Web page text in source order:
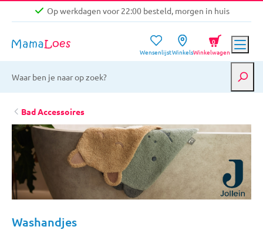
Op werkdagen voor 22:00 besteld, morgen in huis
Gratis verzending vanaf €39,-
Op werkdagen voor 22:00 besteld, morgen in huis
WensenlijstWinkelsWinkelwagen
0
Bad Accessoires
Washandjes